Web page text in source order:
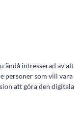
ändå intresserad av att
personer som vill vara
att göra den digitala